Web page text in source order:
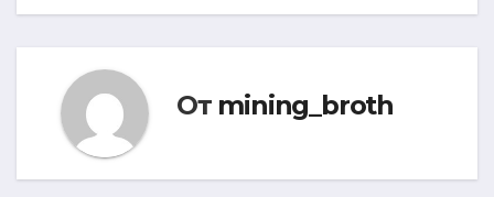
От mining_broth